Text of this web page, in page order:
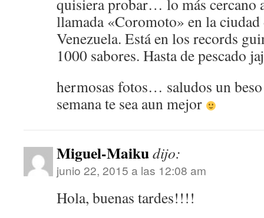
quisiera probar… lo más cercano
llamada «Coromoto» en la
Venezuela. Está en los records
1000 sabores. Hasta de pescado
hermosas fotos… saludos un
semana te sea aun mejor
Miguel-Maikudijo:
junio 22, 2015 a las 12:08 am
Hola, buenas tardes!!!!